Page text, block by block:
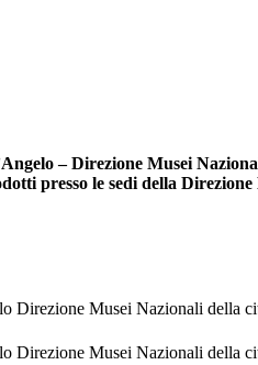
– Direzione Musei
presso le sedi della
Direzione Musei Nazionali della
Direzione Musei Nazionali della